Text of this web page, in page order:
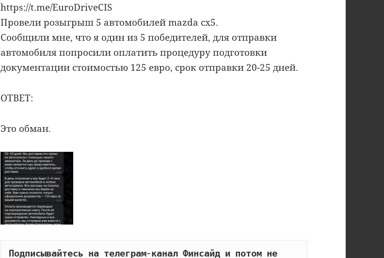
https://t.me/EuroDriveCIS
Провели розыгрыш 5 автомобилей mazda cx5.
Сообщили мне, что я один из 5 победителей, для отправки
автомобиля попросили оплатить процедуру подготовки
документации стоимостью 125 евро, срок отправки 20-25 дней.
ОТВЕТ:
Это обман.
Подписывайтесь на телеграм-канал Финсайд и потом не